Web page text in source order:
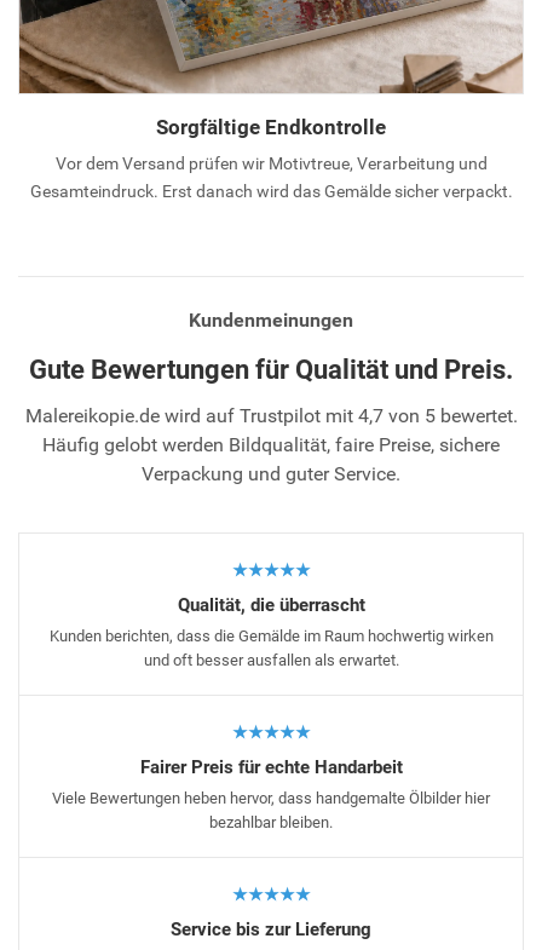
Sorgfältige Endkontrolle
Vor dem Versand prüfen wir Motivtreue, Verarbeitung und
Gesamteindruck. Erst danach wird das Gemälde sicher verpackt.
Kundenmeinungen
Gute Bewertungen für Qualität und Preis.
Malereikopie.de wird auf Trustpilot mit 4,7 von 5 bewertet.
Häufig gelobt werden Bildqualität, faire Preise, sichere
Verpackung und guter Service.
★★★★★
Qualität, die überrascht
Kunden berichten, dass die Gemälde im Raum hochwertig wirken
und oft besser ausfallen als erwartet.
★★★★★
Fairer Preis für echte Handarbeit
Viele Bewertungen heben hervor, dass handgemalte Ölbilder hier
bezahlbar bleiben.
★★★★★
Service bis zur Lieferung